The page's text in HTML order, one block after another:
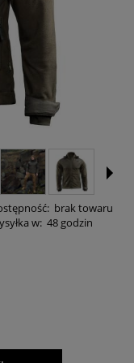
brak towaru
w: 48 godzin